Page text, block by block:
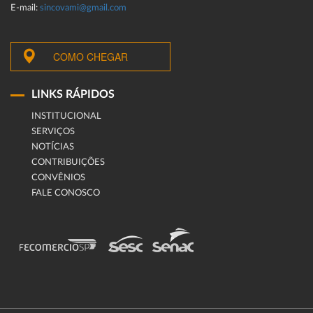
E-mail: sincovami@gmail.com
COMO CHEGAR
LINKS RÁPIDOS
INSTITUCIONAL
SERVIÇOS
NOTÍCIAS
CONTRIBUIÇÕES
CONVÊNIOS
FALE CONOSCO